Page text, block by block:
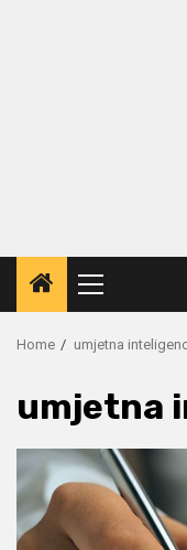
Primary
Menu
Home umjetna
umjetna